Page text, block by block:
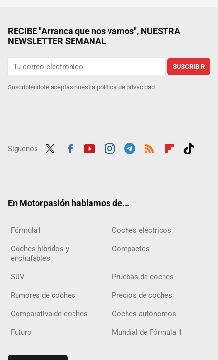
RECIBE "Arranca que nos vamos", NUESTRA
NEWSLETTER SEMANAL
SUSCRIBIR
Suscribiéndote aceptas nuestra política de privacidad
Síguenos
En Motorpasión hablamos de...
Fórmula1 Coches eléctricos
Coches híbridos y
enchufables
Compactos
SUV Pruebas de coches
Rumores de coches Precios de coches
Comparativa de coches Coches autónomos
Futuro Mundial de Fórmula 1